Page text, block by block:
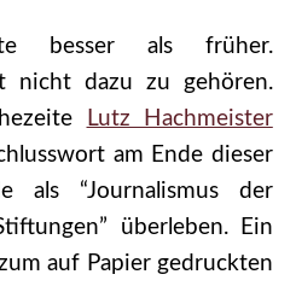
besser als früher.
nicht dazu zu gehören.
Lutz Hachmeister
am Ende dieser
als “Journalismus der
überleben. Ein
auf Papier gedruckten